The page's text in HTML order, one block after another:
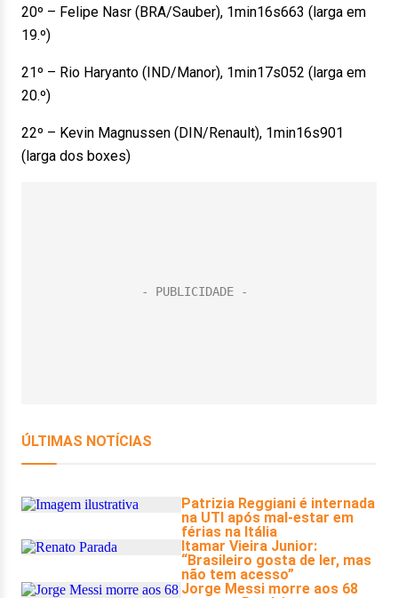
20º – Felipe Nasr (BRA/Sauber), 1min16s663 (larga em
19.º)
21º – Rio Haryanto (IND/Manor), 1min17s052 (larga em
20.º)
22º – Kevin Magnussen (DIN/Renault), 1min16s901
(larga dos boxes)